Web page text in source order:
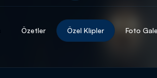
Özetler Özel Klipler Foto